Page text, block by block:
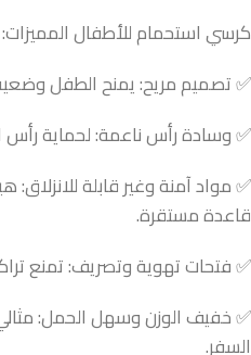
كرسي استحمام للأطفال المميزات:
✅ تصميم مريح: يمنح الطفل
✅ وسادة رأس ناعمة: لحماية رأس
✅ مواد آمنة وغير قابلة
قاعدة مستقرة.
✅ فتحات تهوية وتصريف: تمنع
✅ خفيف الوزن وسهل الحمل: مثالي
السفر.